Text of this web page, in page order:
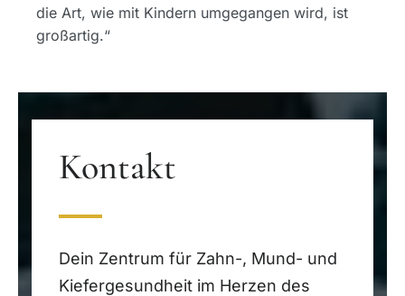
die Art, wie mit Kindern umgegangen wird, ist
großartig.“
Kontakt
Dein Zentrum für Zahn-, Mund- und
Kiefergesundheit im Herzen des